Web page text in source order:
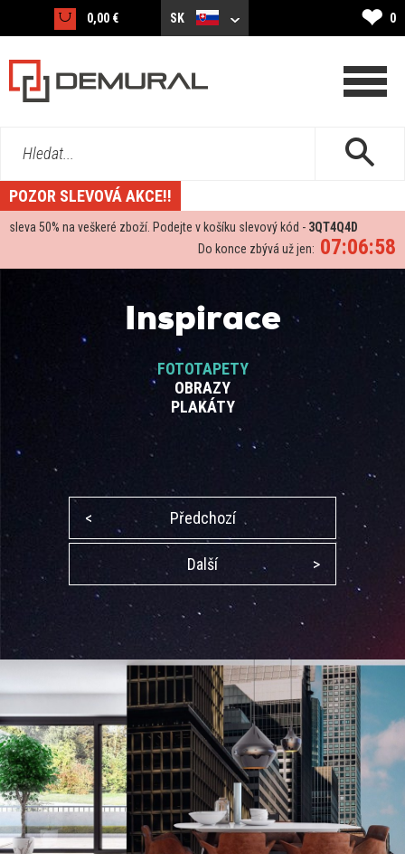
0,00 € SK ❤ 0
Hledat...
POZOR SLEVOVÁ AKCE!!
sleva 50% na veškeré zboží. Podejte v košíku slevový kód - 3QT4Q4D
07:06:58
Do konce zbývá už jen:
Inspirace
FOTOTAPETY
OBRAZY
PLAKÁTY
< Předchozí
Další >